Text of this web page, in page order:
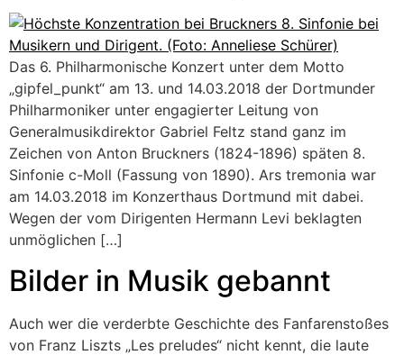
Das 6. Philharmonische Konzert unter dem Motto
„gipfel_punkt“ am 13. und 14.03.2018 der Dortmunder
Philharmoniker unter engagierter Leitung von
Generalmusikdirektor Gabriel Feltz stand ganz im
Zeichen von Anton Bruckners (1824-1896) späten 8.
Sinfonie c-Moll (Fassung von 1890). Ars tremonia war
am 14.03.2018 im Konzerthaus Dortmund mit dabei.
Wegen der vom Dirigenten Hermann Levi beklagten
unmöglichen […]
Bilder in Musik gebannt
Auch wer die verderbte Geschichte des Fanfarenstoßes
von Franz Liszts „Les preludes“ nicht kennt, die laute